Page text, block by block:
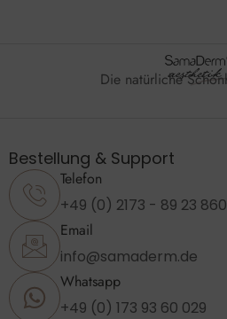
Die natürliche
Bestellung & Support
Telefon
+49 (0) 2173 - 89 23 860
Email
info@samaderm.de
Whatsapp
+49 (0) 173 93 60 029